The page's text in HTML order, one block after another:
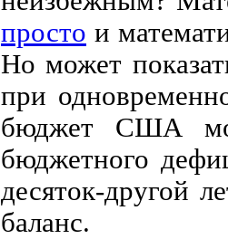
просто и
Но может
при
бюджет США
бюджетного
десяток-другой
баланс.